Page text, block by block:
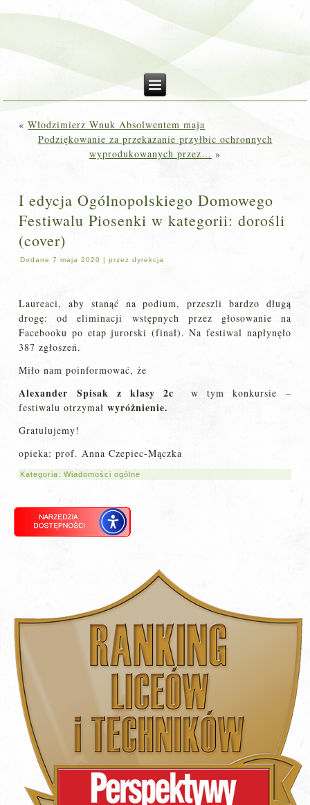
«Włodzimierz Wnuk Absolwentem maja
Podziękowanie za przekazanie przyłbic ochronnych
wyprodukowanych przez… »
I edycja Ogólnopolskiego Domowego
Festiwalu Piosenki w kategorii: dorośli
(cover)
Dodane 7 maja 2020 |przez dyrekcja
Laureaci, aby stanąć na podium, przeszli bardzo długą
drogę: od eliminacji wstępnych przez głosowanie na
Facebooku po etap jurorski (finał). Na festiwal napłynęło
387 zgłoszeń.
Miło nam poinformować, że
Alexander Spisak z klasy 2c
w tym konkursie –
festiwalu otrzymał wyróżnienie.
Gratulujemy!
opieka: prof. Anna Czepiec-Mączka
Kategoria:Wiadomości ogólne